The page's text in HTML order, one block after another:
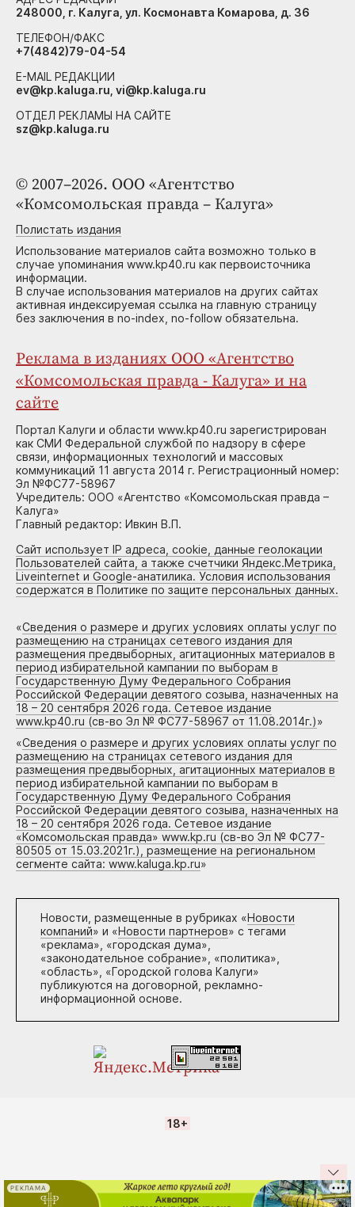
© 2007–2026. ООО «Агентство
«Комсомольская правда – Калуга»
Полистать издания
Использование материалов сайта возможно только в
случае упоминания www.kp40.ru как первоисточника
информации.
В случае использования материалов на других сайтах
активная индексируемая ссылка на главную страницу
без заключения в no-index, no-follow обязательна.
Реклама в изданиях ООО «Агентство
«Комсомольская правда - Калуга» и на
сайте
Портал Калуги и области www.kp40.ru зарегистрирован
как СМИ Федеральной службой по надзору в сфере
связи, информационных технологий и массовых
коммуникаций 11 августа 2014 г. Регистрационный номер:
Эл №ФС77-58967
Учредитель: ООО «Агентство «Комсомольская правда –
Калуга»
Главный редактор: Ивкин В.П.
Сайт использует IP адреса, cookie, данные геолокации
Пользователей сайта, а также счетчики Яндекс.Метрика,
Liveinternet и Google-анатилика. Условия использования
содержатся в Политике по защите персональных данных.
«Сведения о размере и других условиях оплаты услуг по
размещению на страницах сетевого издания для
размещения предвыборных, агитационных материалов в
период избирательной кампании по выборам в
Государственную Думу Федерального Собрания
Российской Федерации девятого созыва, назначенных на
18 – 20 сентября 2026 года. Сетевое издание
www.kp40.ru (св-во Эл № ФС77-58967 от 11.08.2014г.)»
«Сведения о размере и других условиях оплаты услуг по
размещению на страницах сетевого издания для
размещения предвыборных, агитационных материалов в
период избирательной кампании по выборам в
Государственную Думу Федерального Собрания
Российской Федерации девятого созыва, назначенных на
18 – 20 сентября 2026 года. Сетевое издание
«Комсомольская правда» www.kp.ru (св-во Эл № ФС77-
80505 от 15.03.2021г.), размещение на региональном
сегменте сайта: www.kaluga.kp.ru»
Новости, размещенные в рубриках «Новости
компаний» и «Новости партнеров» с тегами
«реклама», «городская дума»,
«законодательное собрание», «политика»,
«область», «Городской голова Калуги»
публикуются на договорной, рекламно-
информационной основе.
248000, г. Калуга, ул. Космонавта Комарова, д. 36
ТЕЛЕФОН/ФАКС
+7(4842)79-04-54
E-MAIL РЕДАКЦИИ
ev@kp.kaluga.ru, vi@kp.kaluga.ru
ОТДЕЛ РЕКЛАМЫ НА САЙТЕ
sz@kp.kaluga.ru
18+
РЕКЛАМА